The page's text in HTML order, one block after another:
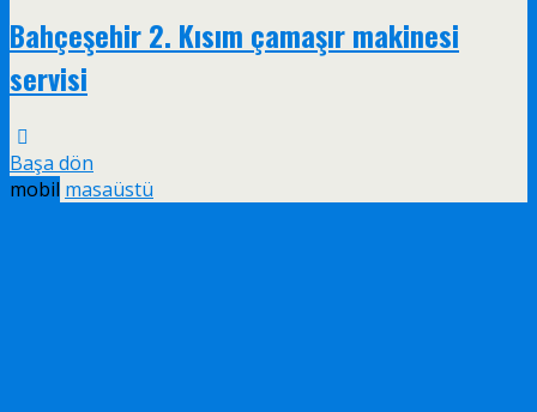
Bahçeşehir 2. Kısım çamaşır makinesi
servisi
Başa dön
mobil masaüstü